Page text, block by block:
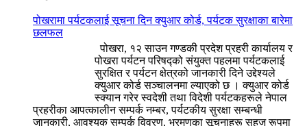
पोखरामा पर्यटकलाई सूचना दिन क्युआर कोर्ड, पर्यटक सुरक्षाका बारेमा
छलफल
पोखरा, १२ साउन गण्डकी प्रदेश प्रहरी कार्यालय र
पोखरा पर्यटन परिषद्को संयुक्त पहलमा पर्यटकलाई
सुरक्षित र पर्यटन क्षेत्रको जानकारी दिने उद्देश्यले
क्युआर कोर्ड सञ्चालनमा ल्याएको छ । क्युआर कोर्ड
स्क्यान गरेर स्वदेशी तथा विदेशी पर्यटकहरूले नेपाल
प्रहरीका आपत्कालीन सम्पर्क नम्बर, पर्यटकीय सुरक्षा सम्बन्धी
जानकारी, आवश्यक सम्पर्क विवरण, भ्रमणका सूचनाहरू सहज रूपमा